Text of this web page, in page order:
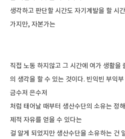
생각하고 판단할 시간도 자기계발을 할 시
가지만, 자본가는
직접 노동 하지않고 그 시간에 여가 생활을
의 생각을 할 수 있는 것이다. 빈익빈 부익
금수저 은수저
처럼 태어날 때부터 생산수단의 소유는 정
제적 자유를 얻을 수 있다는
걸 알게 되었지만 생산수단을 소유하는 건